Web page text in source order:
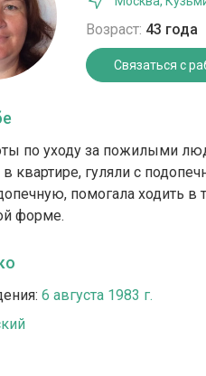
Возраст: 43 года
Связаться с
по уходу за пожилыми
квартире, гуляли с
помогала ходить в
форме.
6 августа 1983 г.